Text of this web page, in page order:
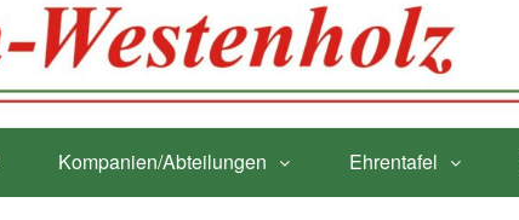
Kompanien/Abteilungen Ehrentafel